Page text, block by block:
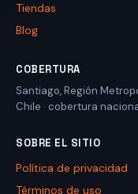
Tiendas
Blog
COBERTURA
Santiago,Región
Chile · cobertura
SOBRE EL SITIO
Política de privacidad
Términos de uso